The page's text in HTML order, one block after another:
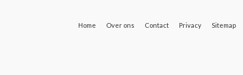
Home Over ons Contact Privacy Sitemap